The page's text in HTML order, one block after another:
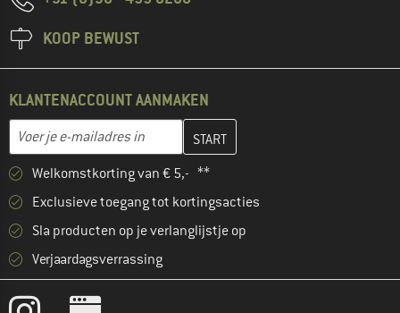
KOOP BEWUST
KLANTENACCOUNT AANMAKEN
E-mailadres
Vul je e-mailadres hier in en maak in de volgende stap je
Welkomstkorting van € 5,- **
Exclusieve toegang tot kortingsacties
Sla producten op je verlanglijstje op
Verjaardagsverrassing